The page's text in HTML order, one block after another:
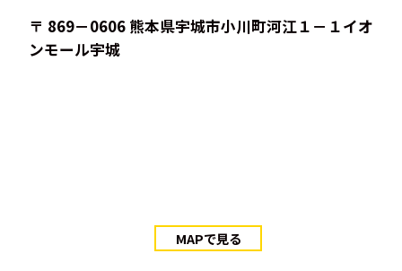
〒 869－0606 熊本県宇城市小川町河江１－１イオ
ンモール宇城
MAPで見る